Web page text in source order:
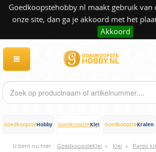
Goedkoopstehobby.nl maakt gebruik van
onze site, dan ga je akkoord met het
Akkoord
GoedkoopsteHobby GoedkoopsteKlei GoedkoopsteKralen
U bent nu hier: GoedkoopsteKlei » Klei » Pardo